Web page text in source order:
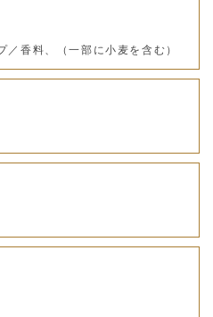
香料、（一部に小麦を含む）